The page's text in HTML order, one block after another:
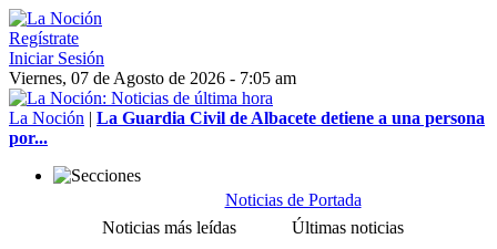
Regístrate
Iniciar Sesión
Viernes, 07 de Agosto de 2026 - 7:05 am
La Noción | La Guardia Civil de Albacete detiene a una persona
por...
Noticias de Portada
Noticias más leídas
Últimas noticias